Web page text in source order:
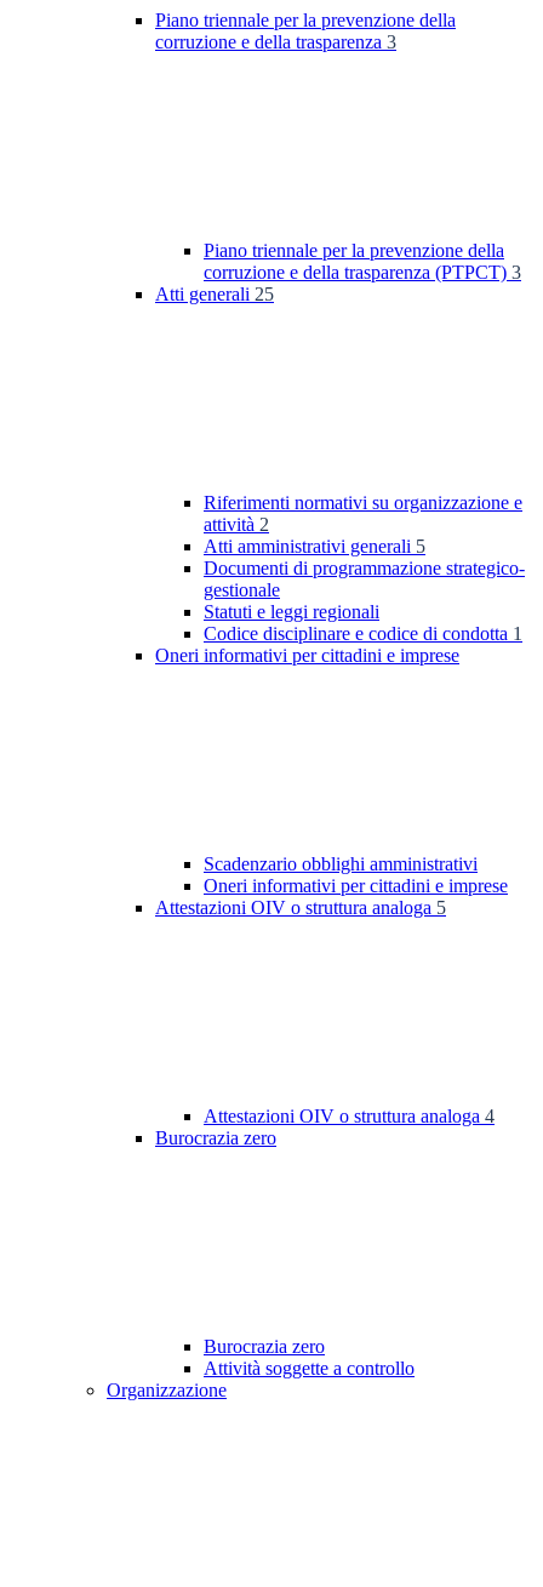
Piano triennale per la prevenzione della
corruzione e della trasparenza 3
Piano triennale per la prevenzione della
corruzione e della trasparenza (PTPCT) 3
Atti generali 25
Riferimenti normativi su organizzazione e
attività 2
Atti amministrativi generali 5
Documenti di programmazione strategico-
gestionale
Statuti e leggi regionali
Codice disciplinare e codice di condotta 1
Oneri informativi per cittadini e imprese
Scadenzario obblighi amministrativi
Oneri informativi per cittadini e imprese
Attestazioni OIV o struttura analoga 5
Attestazioni OIV o struttura analoga 4
Burocrazia zero
Burocrazia zero
Attività soggette a controllo
Organizzazione